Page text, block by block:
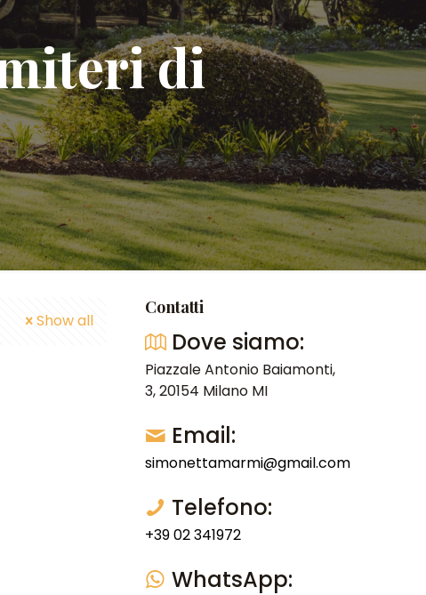
di
Show all
Contatti
Dove siamo:
Piazzale Antonio Baiamonti,
3, 20154 Milano MI
Email:
simonettamarmi@gmail.com
Telefono:
+39 02 341972
WhatsApp: